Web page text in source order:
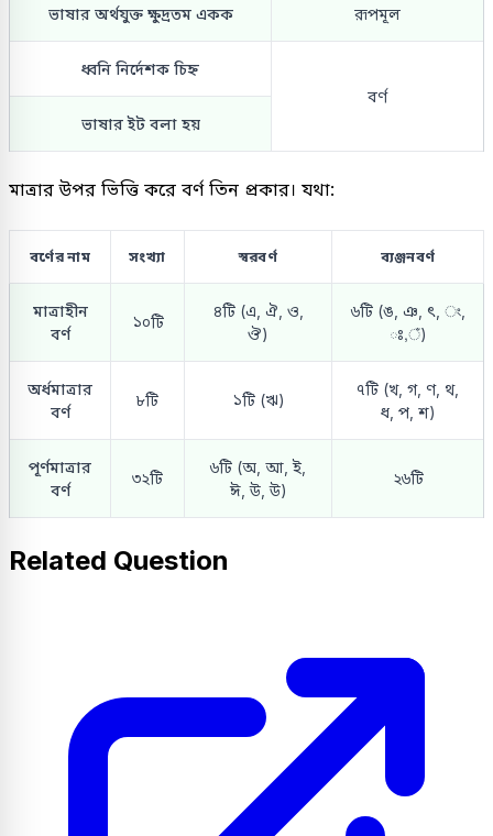
ভাষার অর্থযুক্ত ক্ষুদ্রতম একক রূপমূল
ধ্বনি নির্দেশক চিহ্ন
বর্ণ
ভাষার ইট বলা হয়
মাত্রার উপর ভিত্তি করে বর্ণ তিন প্রকার। যথা:
বর্ণের নাম সংখ্যা স্বরবর্ণ ব্যঞ্জনবর্ণ
মাত্রাহীন
বর্ণ
১০টি
৪টি (এ, ঐ, ও,
ঔ)
৬টি (ঙ, ঞ, ৎ, ং,
ঃ,ঁ)
অর্ধমাত্রার
বর্ণ
৮টি ১টি (ঋ)
৭টি (খ, গ, ণ, থ,
ধ, প, শ)
পূর্ণমাত্রার
বর্ণ
৩২টি
৬টি (অ, আ, ই,
ঈ, উ, উ)
২৬টি
Related Question